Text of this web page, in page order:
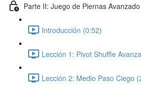
Parte II: Juego de Piernas Avanzado
Introducción (0:52)
Lección 1: Pivot Shuffle
Lección 2: Medio Paso Ciego